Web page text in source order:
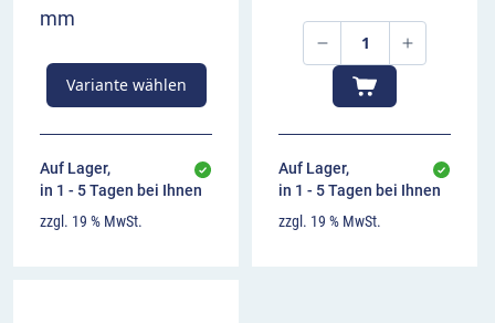
mm
Variante wählen
Auf Lager,
in 1 - 5 Tagen bei Ihnen
zzgl. 19 % MwSt.
Auf Lager,
in 1 - 5 Tagen bei Ihnen
zzgl. 19 % MwSt.